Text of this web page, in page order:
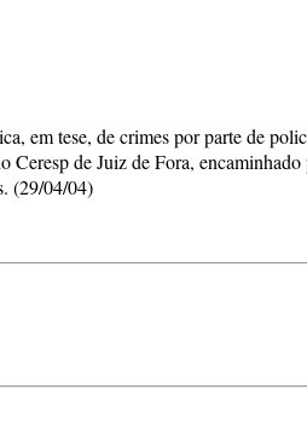
em tese, de crimes por parte de
Ceresp de Juiz de Fora, encaminhado
(29/04/04)